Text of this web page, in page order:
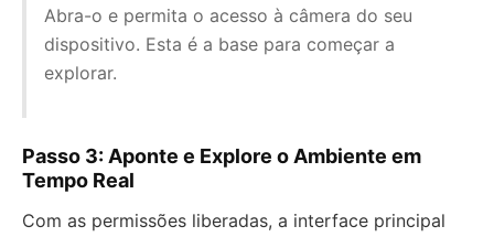
Abra-o e permita o acesso à câmera do seu
dispositivo. Esta é a base para começar a
explorar.
Passo 3: Aponte e Explore o Ambiente em
Tempo Real
Com as permissões liberadas, a interface principal